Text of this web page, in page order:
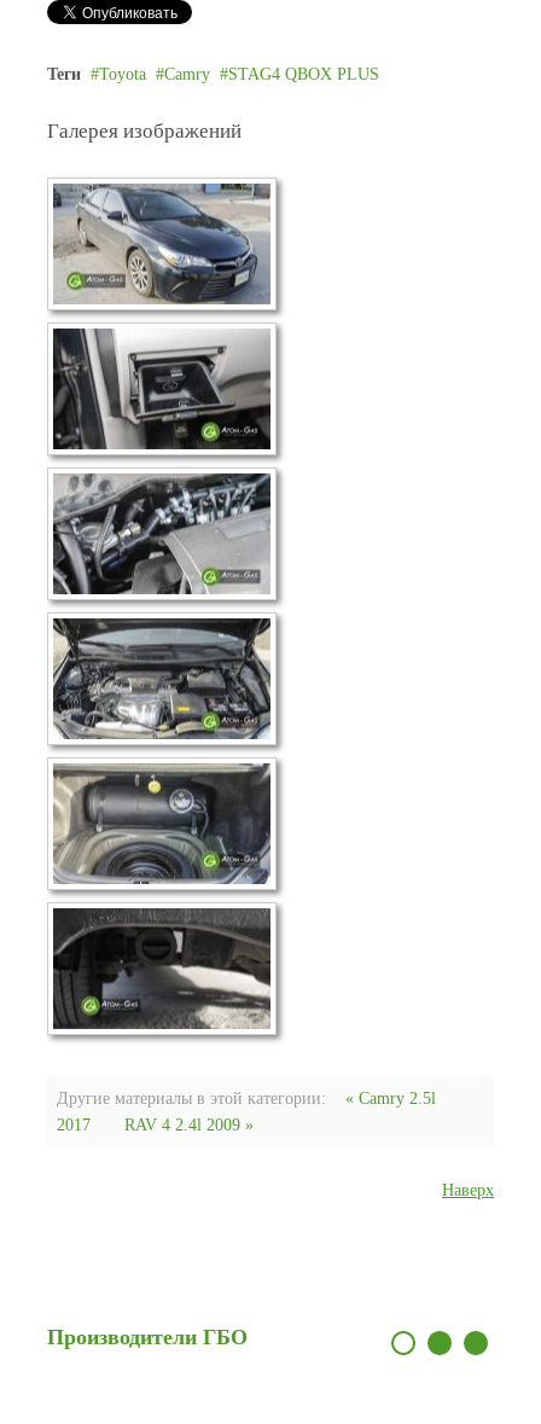
Теги Toyota Camry STAG4 QBOX PLUS
Галерея изображений
Другие материалы в этой категории:
« Camry 2.5l
2017
RAV 4 2.4l 2009 »
Наверх
Производители ГБО